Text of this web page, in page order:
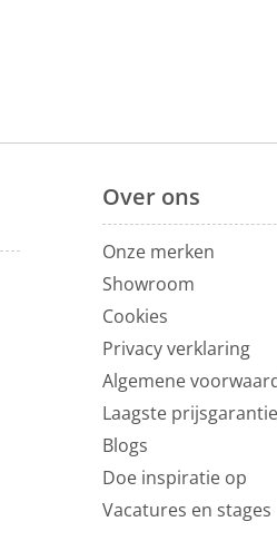
Over ons
Onze merken
Showroom
Cookies
Privacy verklaring
Algemene
Laagste prijsgarantie
Blogs
Doe inspiratie op
Vacatures en stages